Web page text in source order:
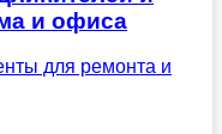
и офиса
для ремонта и